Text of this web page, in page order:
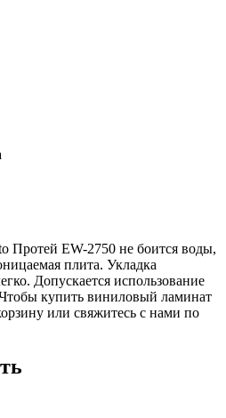
Протей EW-2750 не боится воды,
плита. Укладка
Допускается использование
купить виниловый ламинат
или свяжитесь с нами по